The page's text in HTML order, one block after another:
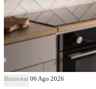
Bienestar 06 Ago 2026